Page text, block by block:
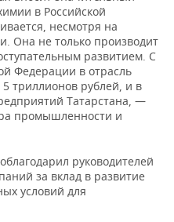
в Российской
несмотря на
Она не только производит
развитием. С
Федерации в отрасль
триллионов рублей, и в
Татарстана, —
промышленности и
руководителей
за вклад в развитие
условий для